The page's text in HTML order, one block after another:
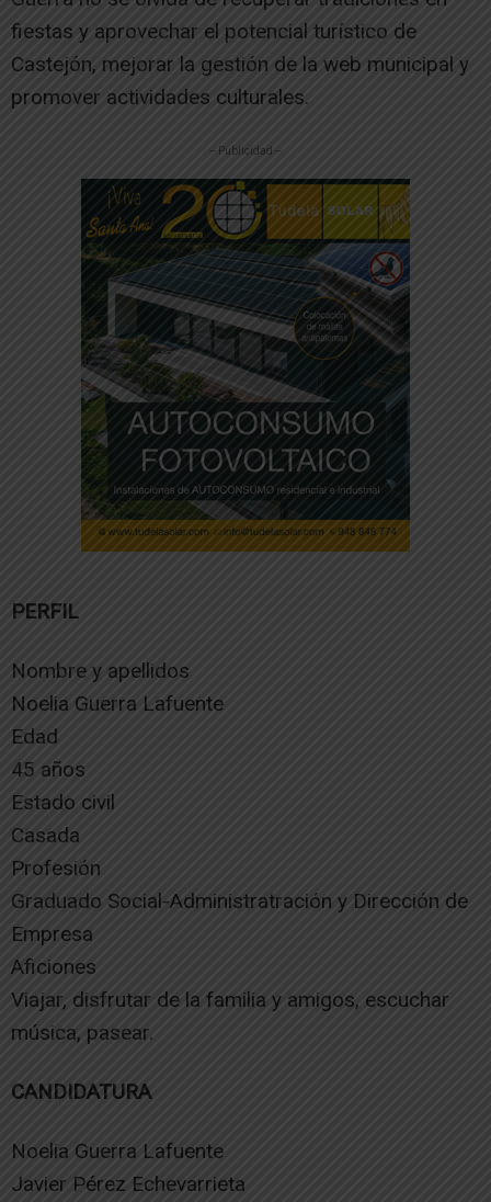
fiestas y aprovechar el potencial turístico de
Castejón, mejorar la gestión de la web municipal y
promover actividades culturales.
-- Publicidad --
PERFIL
Nombre y apellidos
Noelia Guerra Lafuente
Edad
45 años
Estado civil
Casada
Profesión
Graduado Social-Administratración y Dirección de
Empresa
Aficiones
Viajar, disfrutar de la familia y amigos, escuchar
música, pasear.
CANDIDATURA
Noelia Guerra Lafuente
Javier Pérez Echevarrieta